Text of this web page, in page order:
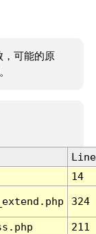
，可能的原
Line
14
324
211